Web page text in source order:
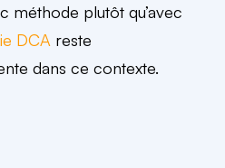
méthode plutôt qu’avec
DCA reste
dans ce contexte.